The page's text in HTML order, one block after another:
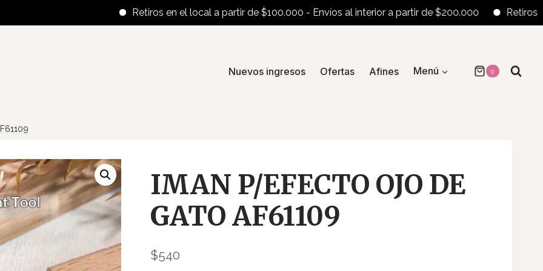
Retiros en el local a partir de $100.000 - Envíos al interior a partir de $200.000 Retiros en el
Nuevos ingresos Ofertas Afines Menú 0
IMAN P/EFECTO OJO DE
GATO AF61109
$540